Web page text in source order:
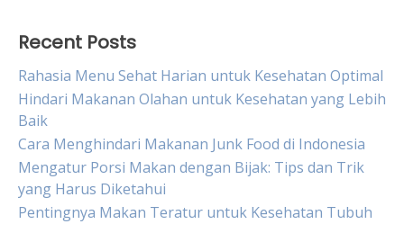
Recent Posts
Rahasia Menu Sehat Harian untuk Kesehatan Optimal
Hindari Makanan Olahan untuk Kesehatan yang Lebih
Baik
Cara Menghindari Makanan Junk Food di Indonesia
Mengatur Porsi Makan dengan Bijak: Tips dan Trik
yang Harus Diketahui
Pentingnya Makan Teratur untuk Kesehatan Tubuh